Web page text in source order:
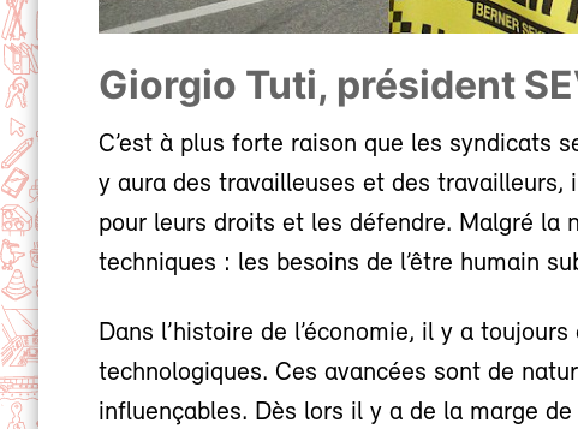
Giorgio Tuti, président
C’est à plus forte raison que les syndicats
y aura des travailleuses et des
pour leurs droits et les défendre. Malgré la
techniques : les besoins de l’être humain
Dans l’histoire de l’économie, il y a
technologiques. Ces avancées sont de
influençables. Dès lors il y a de la marge